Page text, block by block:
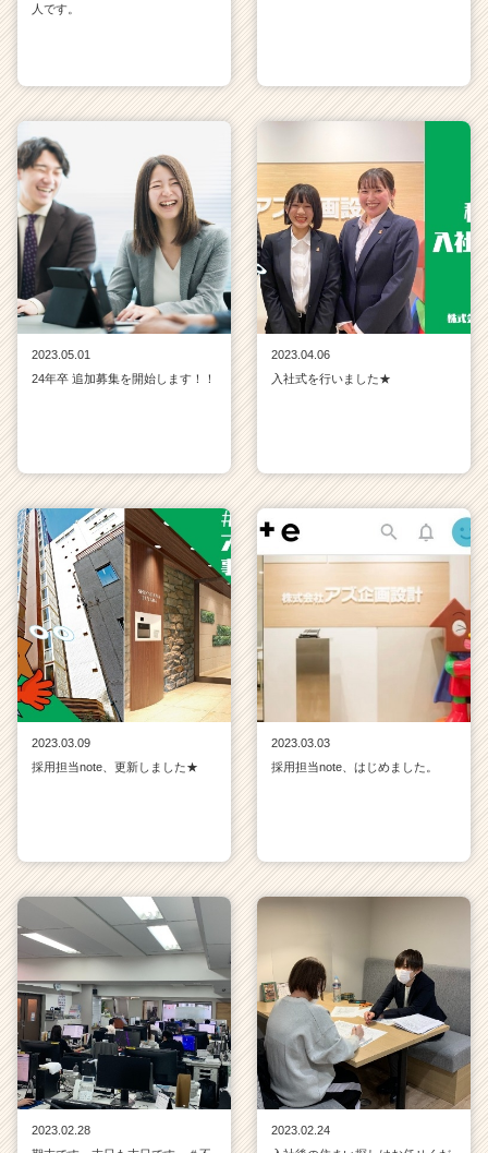
人です。
2023.05.01
24年卒 追加募集を開始します！！
2023.04.06
入社式を行いました★
2023.03.09
採用担当note、更新しました★
2023.03.03
採用担当note、はじめました。
2023.02.28
2023.02.24